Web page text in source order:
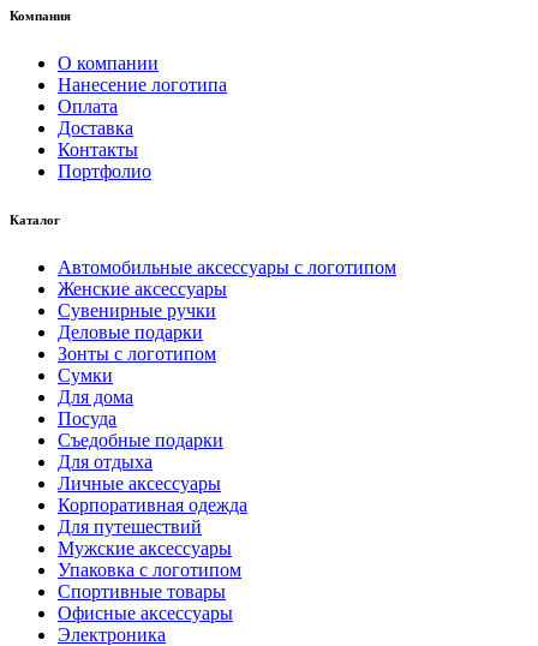
Компания
О компании
Нанесение логотипа
Оплата
Доставка
Контакты
Портфолио
Каталог
Автомобильные аксессуары с логотипом
Женские аксессуары
Сувенирные ручки
Деловые подарки
Зонты с логотипом
Сумки
Для дома
Посуда
Съедобные подарки
Для отдыха
Личные аксессуары
Корпоративная одежда
Для путешествий
Мужские аксессуары
Упаковка с логотипом
Спортивные товары
Офисные аксессуары
Электроника